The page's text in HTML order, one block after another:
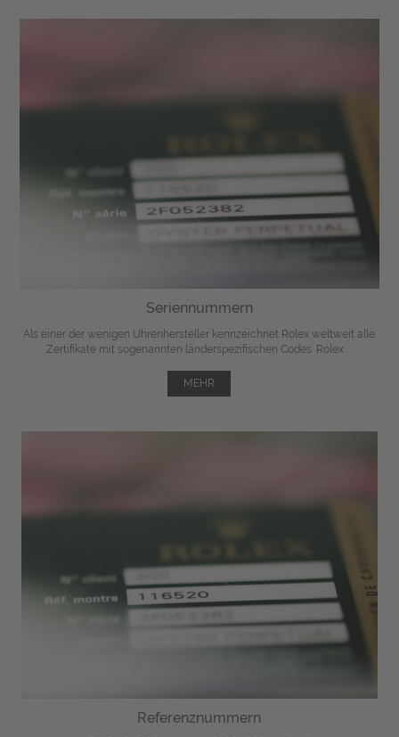
Seriennummern
Als einer der wenigen Uhrenhersteller kennzeichnet Rolex weltweit alle
Zertifikate mit sogenannten länderspezifischen Codes. Rolex ...
MEHR
Referenznummern